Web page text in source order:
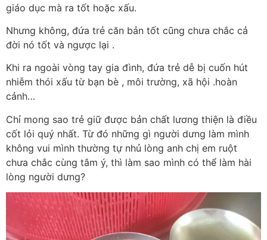
giáo dục mà ra tốt hoặc xấu.
Nhưng không, đứa trẻ căn bản tốt cũng chưa chắc cả
đời nó tốt và ngược lại .
Khi ra ngoài vòng tay gia đình, đứa trẻ dễ bị cuốn hút
nhiễm thói xấu từ bạn bè , môi trường, xã hội .hoàn
cảnh…
Chỉ mong sao trẻ giữ được bản chất lương thiện là điều
cốt lỏi quý nhất. Từ đó những gì người dưng làm mình
không vui mình thường tự nhủ lòng anh chị em ruột
chưa chắc cùng tâm ý, thì làm sao mình có thể làm hài
lòng người dưng?